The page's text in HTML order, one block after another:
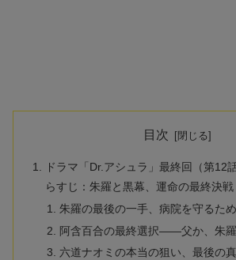
目次
ドラマ「Dr.アシュラ」最終回（第12
らすじ：朱羅と黒幕、運命の最終決戦
朱羅の最後の一手、病院を守るた
阿含百合の最終選択——父か、朱羅
六道ナオミの本当の狙い、最後の